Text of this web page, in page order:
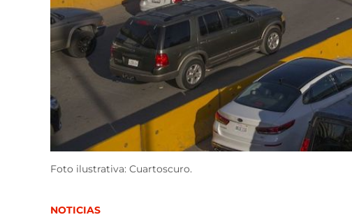
Foto ilustrativa: Cuartoscuro.
POSTED
NOTICIAS